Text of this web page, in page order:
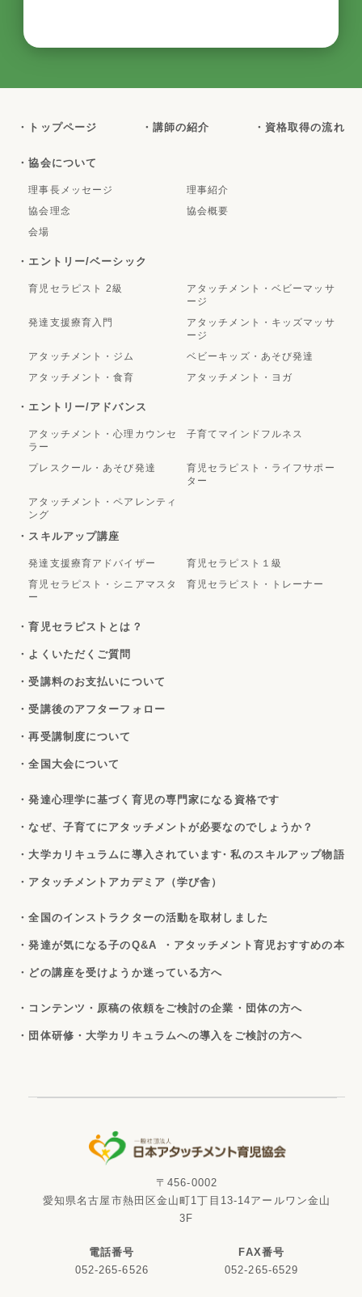
・トップページ ・講師の紹介 ・資格取得の流れ
・協会について
理事長メッセージ
理事紹介
協会理念
協会概要
会場
・エントリー/ベーシック
育児セラピスト 2級
アタッチメント・ベビーマッサ
ージ
発達支援療育入門
アタッチメント・キッズマッサ
ージ
アタッチメント・ジム
ベビーキッズ・あそび発達
アタッチメント・食育
アタッチメント・ヨガ
・エントリー/アドバンス
アタッチメント・心理カウンセ
ラー
子育てマインドフルネス
プレスクール・あそび発達
育児セラピスト・ライフサポー
ター
アタッチメント・ペアレンティ
ング
・スキルアップ講座
発達支援療育アドバイザー
育児セラピスト１級
育児セラピスト・シニアマスタ
ー
育児セラピスト・トレーナー
・育児セラピストとは？
・よくいただくご質問
・受講料のお支払いについて
・受講後のアフターフォロー
・再受講制度について
・全国大会について
・発達心理学に基づく育児の専門家になる資格です
・なぜ、子育てにアタッチメントが必要なのでしょうか？
・大学カリキュラムに導入されています・私のスキルアップ物語
・アタッチメントアカデミア（学び舎）
・全国のインストラクターの活動を取材しました
・発達が気になる子のQ&A ・アタッチメント育児おすすめの本
・どの講座を受けようか迷っている方へ
・コンテンツ・原稿の依頼をご検討の企業・団体の方へ
・団体研修・大学カリキュラムへの導入をご検討の方へ
〒456-0002
愛知県名古屋市熱田区金山町1丁目13-14アールワン金山
3F
電話番号
052-265-6526
FAX番号
052-265-6529